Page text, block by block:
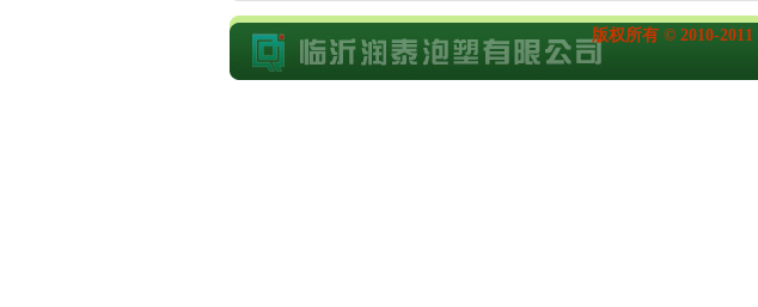
版权所有 © 2010-2011